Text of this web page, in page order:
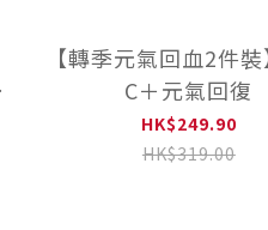
【轉季元氣回血2件
C＋元氣回復
HK$249.90
HK$319.00